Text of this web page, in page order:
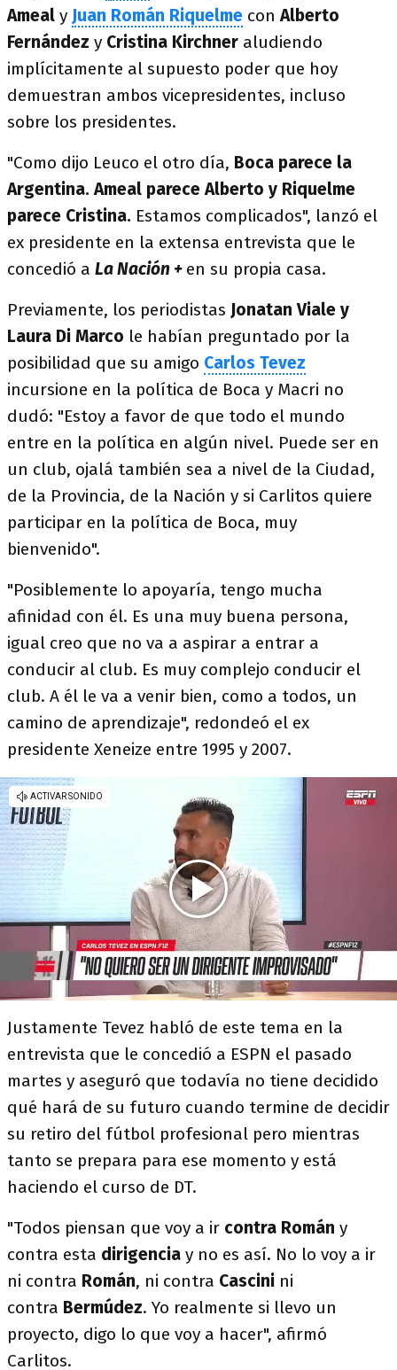
Ameal y Juan Román Riquelme con Alberto
Fernández y Cristina Kirchner aludiendo
implícitamente al supuesto poder que hoy
demuestran ambos vicepresidentes, incluso
sobre los presidentes.
"Como dijo Leuco el otro día, Boca parece la
Argentina. Ameal parece Alberto y Riquelme
parece Cristina. Estamos complicados", lanzó el
ex presidente en la extensa entrevista que le
concedió a La Nación + en su propia casa.
Previamente, los periodistas Jonatan Viale y
Laura Di Marco le habían preguntado por la
posibilidad que su amigo Carlos Tevez
incursione en la política de Boca y Macri no
dudó: "Estoy a favor de que todo el mundo
entre en la política en algún nivel. Puede ser en
un club, ojalá también sea a nivel de la Ciudad,
de la Provincia, de la Nación y si Carlitos quiere
participar en la política de Boca, muy
bienvenido".
"Posiblemente lo apoyaría, tengo mucha
afinidad con él. Es una muy buena persona,
igual creo que no va a aspirar a entrar a
conducir al club. Es muy complejo conducir el
club. A él le va a venir bien, como a todos, un
camino de aprendizaje", redondeó el ex
presidente Xeneize entre 1995 y 2007.
Justamente Tevez habló de este tema en la
entrevista que le concedió a ESPN el pasado
martes y aseguró que todavía no tiene decidido
qué hará de su futuro cuando termine de decidir
su retiro del fútbol profesional pero mientras
tanto se prepara para ese momento y está
haciendo el curso de DT.
"Todos piensan que voy a ir contra Román y
contra esta dirigencia y no es así. No lo voy a ir
ni contra Román, ni contra Cascini ni
contra Bermúdez. Yo realmente si llevo un
proyecto, digo lo que voy a hacer", afirmó
Carlitos.